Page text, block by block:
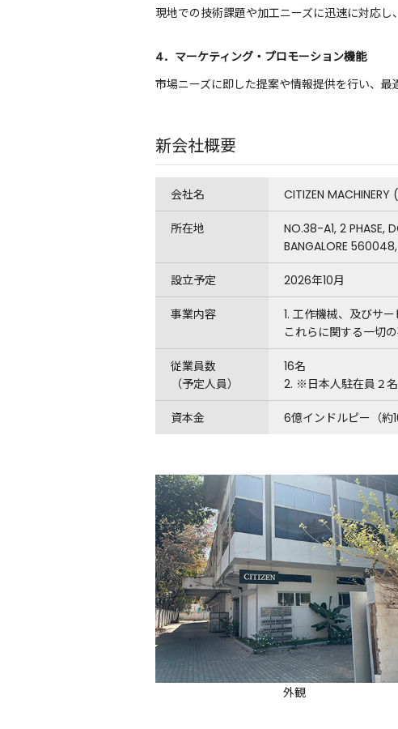
現地での技術課題や加工ニーズに迅速に対応し
4．マーケティング・プロモーション機能
市場ニーズに即した提案や情報提供を行い、最
新会社概要
会社名 CITIZEN MACHINERY
所在地
NO.38-A1, 2 PHASE,
BANGALORE
設立予定 2026年10月
事業内容
1. 工作機械、及びサ
これらに関する一切
従業員数
（予定人員）
16名
2. ※日本人駐在員２
資本金 6億インドルピー（約
外観